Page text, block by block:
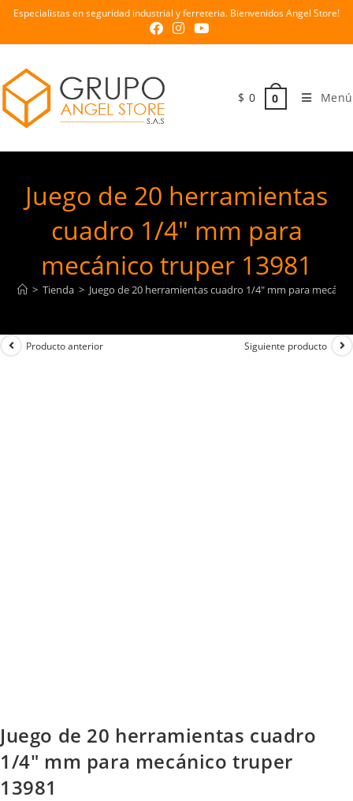
Especialistas en seguridad industrial y ferreteria. Bienvenidos Angel Store!
$ 0 0 Menú
Juego de 20 herramientas
cuadro 1/4″ mm para
mecánico truper 13981
> Tienda > Juego de 20 herramientas cuadro 1/4″ mm para
Producto anterior Siguiente producto
Juego de 20 herramientas cuadro
1/4″ mm para mecánico truper
13981